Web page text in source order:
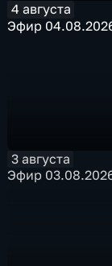
4 августа
Эфир
3 августа
Эфир